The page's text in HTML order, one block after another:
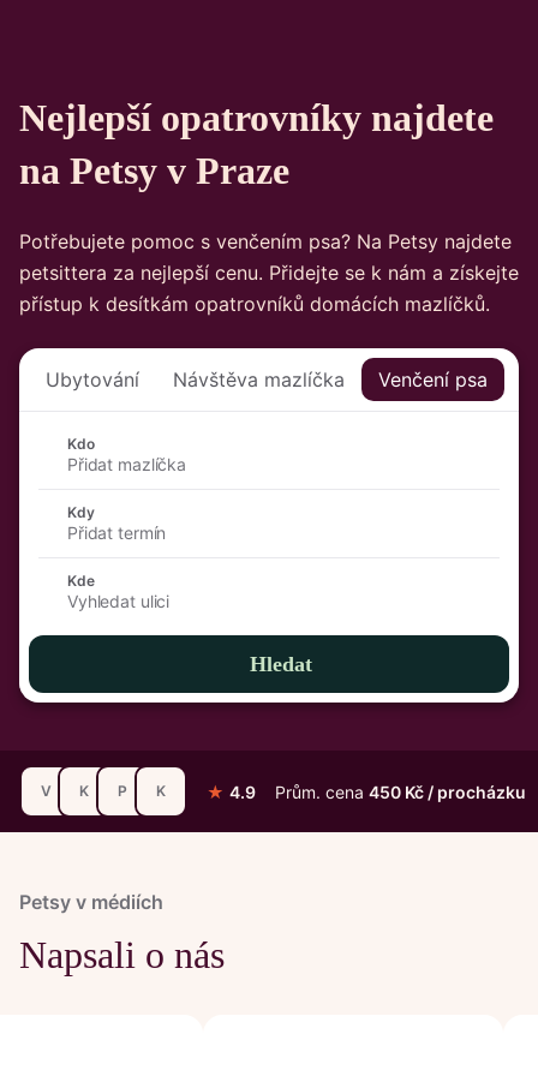
Nejlepší opatrovníky najdete
na Petsy v Praze
Potřebujete pomoc s venčením psa? Na Petsy najdete
petsittera za nejlepší cenu. Přidejte se k nám a získejte
přístup k desítkám opatrovníků domácích mazlíčků.
Ubytování Návštěva mazlíčka Venčení psa
Kdo
Přidat mazlíčka
Kdy
Přidat termín
Kde
Vyhledat ulici
Hledat
V K P K ★ 4.9 Prům. cena 450 Kč / procházku
Petsy v médiích
Napsali o nás